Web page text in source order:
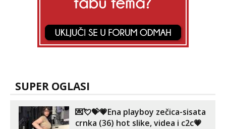
SUPER OGLASI
💌💘💝💗Ena playboy zečica-sisata
crnka (36) hot slike, videa i c2c💗